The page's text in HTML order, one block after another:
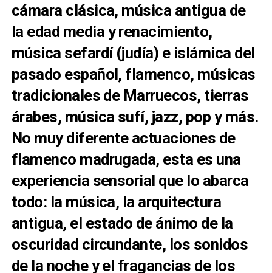
cámara clásica, música antigua de
la edad media y renacimiento,
música sefardí (judía) e islámica del
pasado español, flamenco, músicas
tradicionales de Marruecos, tierras
árabes, música sufí, jazz, pop y más.
No muy diferente actuaciones de
flamenco madrugada, esta es una
experiencia sensorial que lo abarca
todo: la música, la arquitectura
antigua, el estado de ánimo de la
oscuridad circundante, los sonidos
de la noche y el fragancias de los